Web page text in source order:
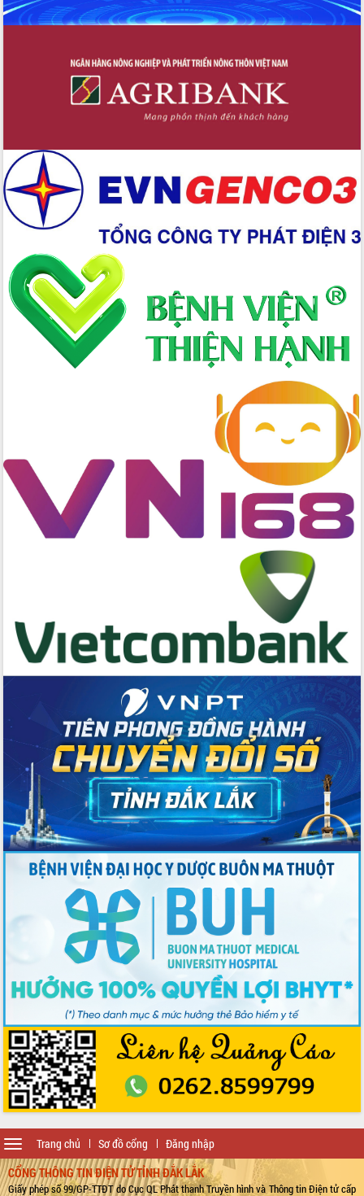
Trang chủ Sơ đồ cổng Đăng nhập
Toggle
navigation
CỔNG THÔNG TIN ĐIỆN TỬ TỈNH ĐẮK LẮK
Giấy phép số 99/GP-TTĐT do Cục QL Phát thanh Truyền hình và Thông tin Điện tử cấp